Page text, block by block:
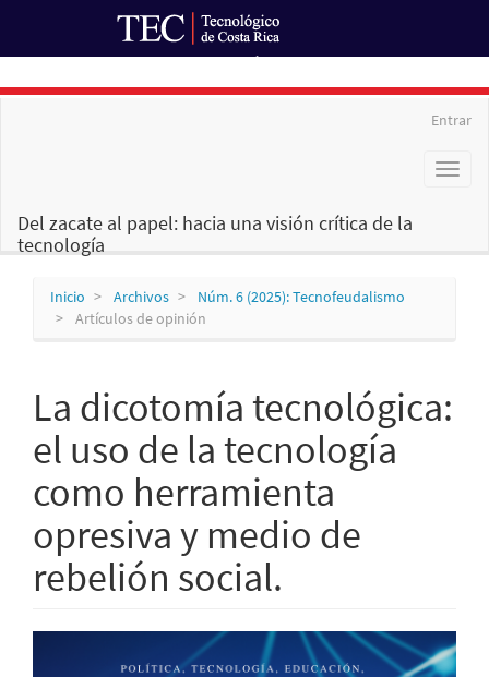
lateral
Entrar
Toggle
Del zacate al papel: hacia una visión crítica de la
tecnología
Inicio Archivos
Núm. 6 (2025): Tecnofeudalismo
Artículos de opinión
La dicotomía tecnológica:
el uso de la tecnología
como herramienta
opresiva y medio de
rebelión social.